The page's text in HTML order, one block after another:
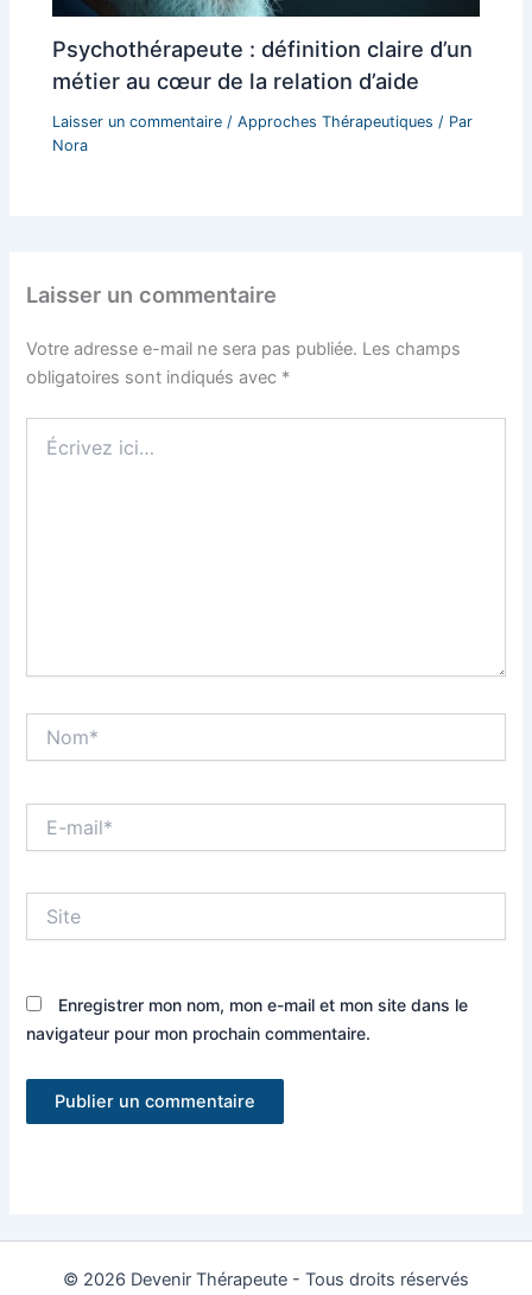
Psychothérapeute : définition claire d’un
métier au cœur de la relation d’aide
Laisser un commentaire /Approches Thérapeutiques / Par
Nora
Laisser un commentaire
Votre adresse e-mail ne sera pas publiée. Les champs
obligatoires sont indiqués avec *
ici…
mail*
Enregistrer mon nom, mon e-mail et mon site dans le
navigateur pour mon prochain commentaire.
© 2026 Devenir Thérapeute - Tous droits réservés